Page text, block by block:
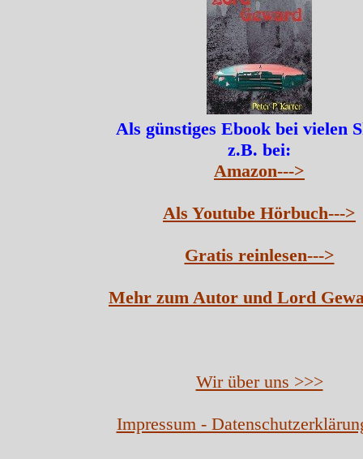
Als günstiges Ebook bei vielen
z.B. bei:
Amazon--->
Als Youtube Hörbuch--->
Gratis reinlesen--->
Mehr zum Autor und Lord
Wir über uns >>>
Impressum -